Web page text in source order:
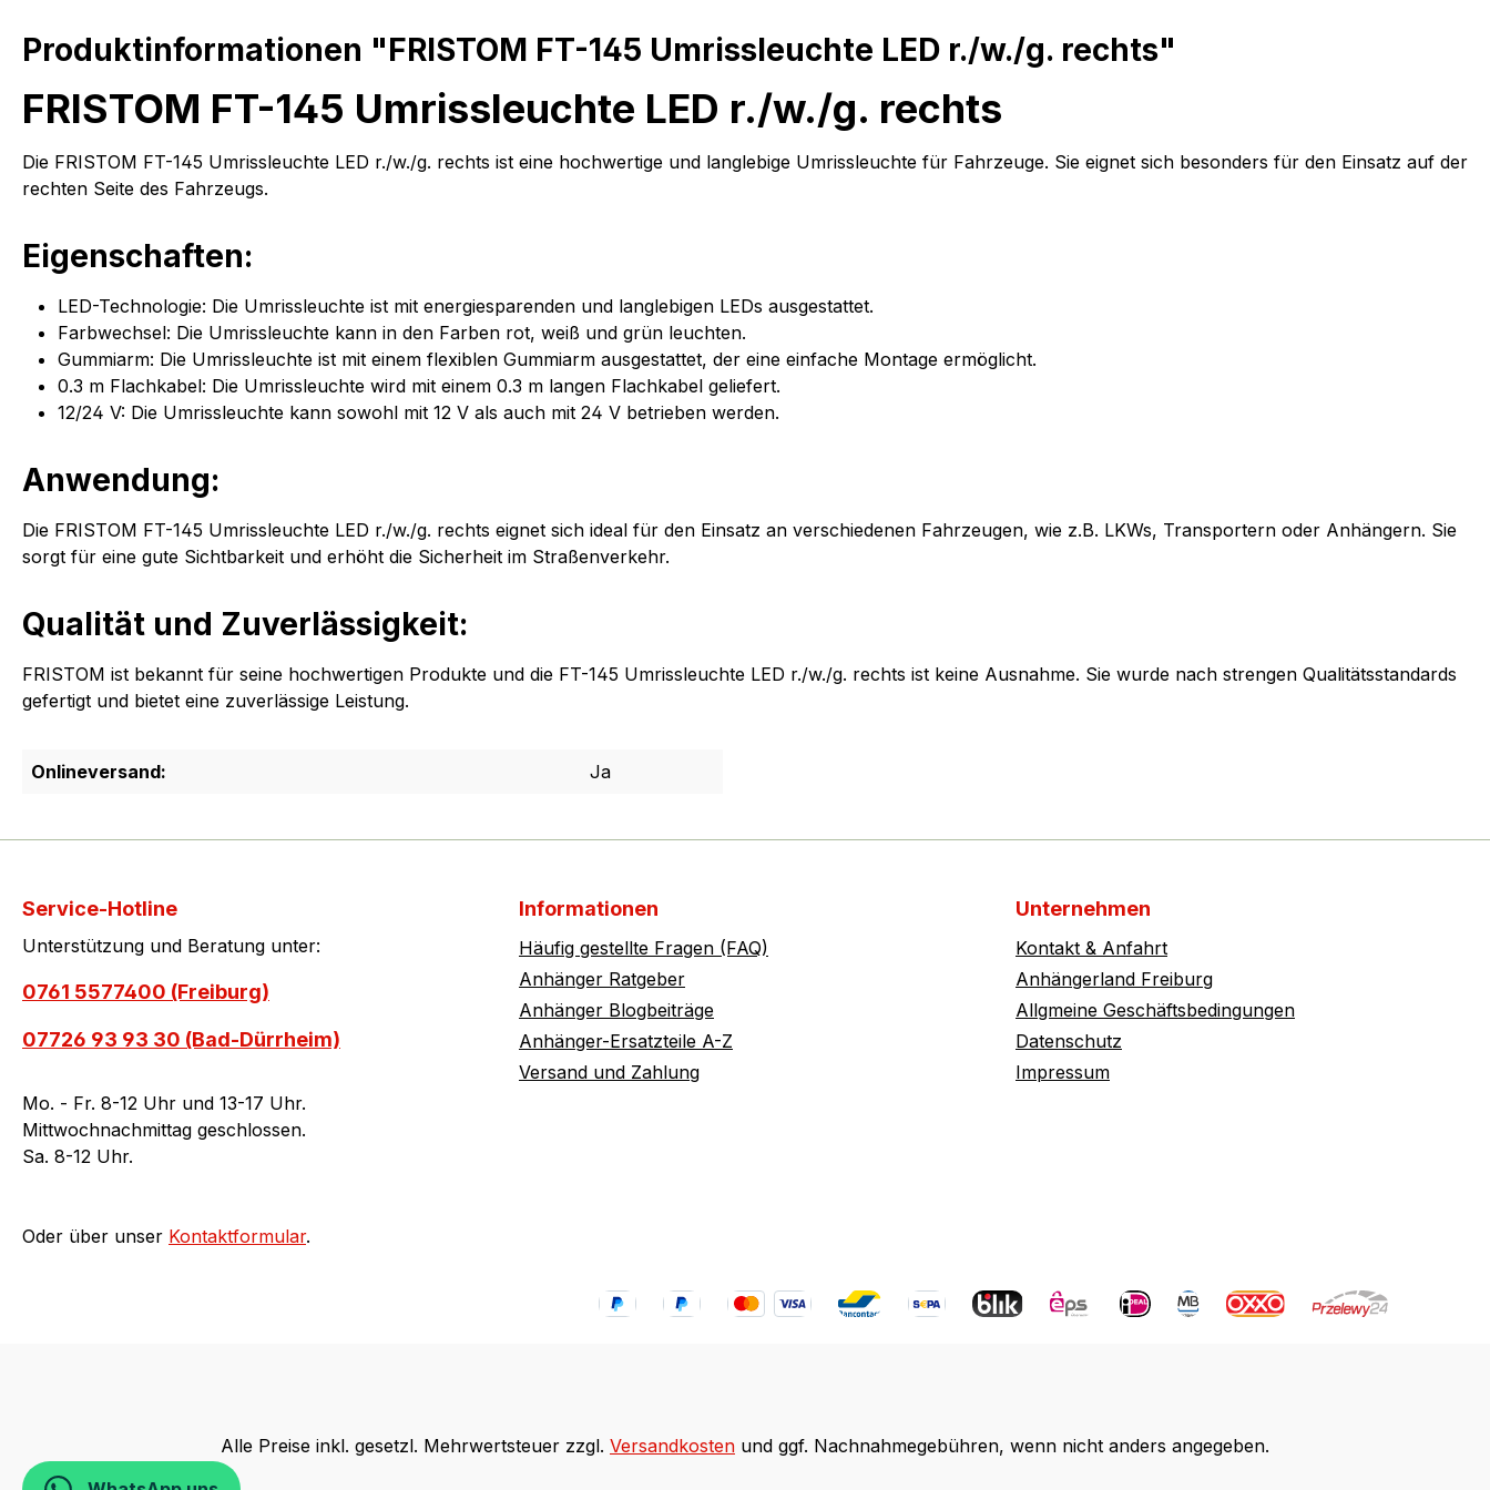
Produktinformationen "FRISTOM FT-145 Umrissleuchte LED r./w./g. rechts"
FRISTOM FT-145 Umrissleuchte LED r./w./g. rechts
Die FRISTOM FT-145 Umrissleuchte LED r./w./g. rechts ist eine hochwertige und langlebige Umrissleuchte für Fahrzeuge. Sie eignet sich besonders für den Einsatz auf der
rechten Seite des Fahrzeugs.
Eigenschaften:
LED-Technologie: Die Umrissleuchte ist mit energiesparenden und langlebigen LEDs ausgestattet.
Farbwechsel: Die Umrissleuchte kann in den Farben rot, weiß und grün leuchten.
Gummiarm: Die Umrissleuchte ist mit einem flexiblen Gummiarm ausgestattet, der eine einfache Montage ermöglicht.
0.3 m Flachkabel: Die Umrissleuchte wird mit einem 0.3 m langen Flachkabel geliefert.
12/24 V: Die Umrissleuchte kann sowohl mit 12 V als auch mit 24 V betrieben werden.
Anwendung:
Die FRISTOM FT-145 Umrissleuchte LED r./w./g. rechts eignet sich ideal für den Einsatz an verschiedenen Fahrzeugen, wie z.B. LKWs, Transportern oder Anhängern. Sie
sorgt für eine gute Sichtbarkeit und erhöht die Sicherheit im Straßenverkehr.
Qualität und Zuverlässigkeit:
FRISTOM ist bekannt für seine hochwertigen Produkte und die FT-145 Umrissleuchte LED r./w./g. rechts ist keine Ausnahme. Sie wurde nach strengen Qualitätsstandards
gefertigt und bietet eine zuverlässige Leistung.
Onlineversand: Ja
Service-Hotline
Unterstützung und Beratung unter:
0761 5577400 (Freiburg)
07726 93 93 30 (Bad-Dürrheim)
Mo. - Fr. 8-12 Uhr und 13-17 Uhr.
Mittwochnachmittag geschlossen.
Sa. 8-12 Uhr.
Oder über unser Kontaktformular.
Informationen
Häufig gestellte Fragen (FAQ)
Anhänger Ratgeber
Anhänger Blogbeiträge
Anhänger-Ersatzteile A-Z
Versand und Zahlung
Unternehmen
Kontakt & Anfahrt
Anhängerland Freiburg
Allgmeine Geschäftsbedingungen
Datenschutz
Impressum
Alle Preise inkl. gesetzl. Mehrwertsteuer zzgl. Versandkosten und ggf. Nachnahmegebühren, wenn nicht anders angegeben.